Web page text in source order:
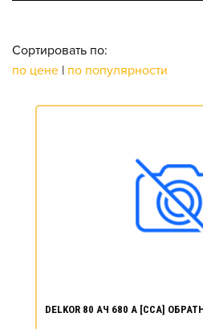
Сортировать по:
по цене | по популярности
DELKOR 80 АЧ 680 А [CCA]